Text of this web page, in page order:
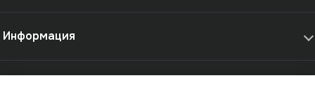
Информация